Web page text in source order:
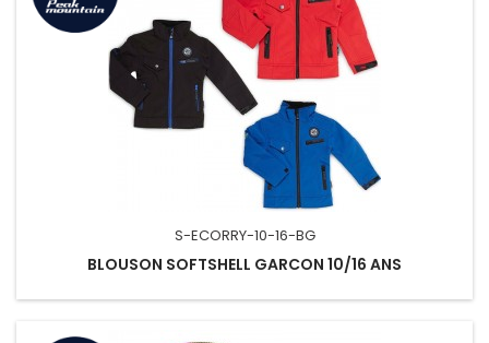
S-ECORRY-10-16-BG
BLOUSON SOFTSHELL GARCON 10/16 ANS